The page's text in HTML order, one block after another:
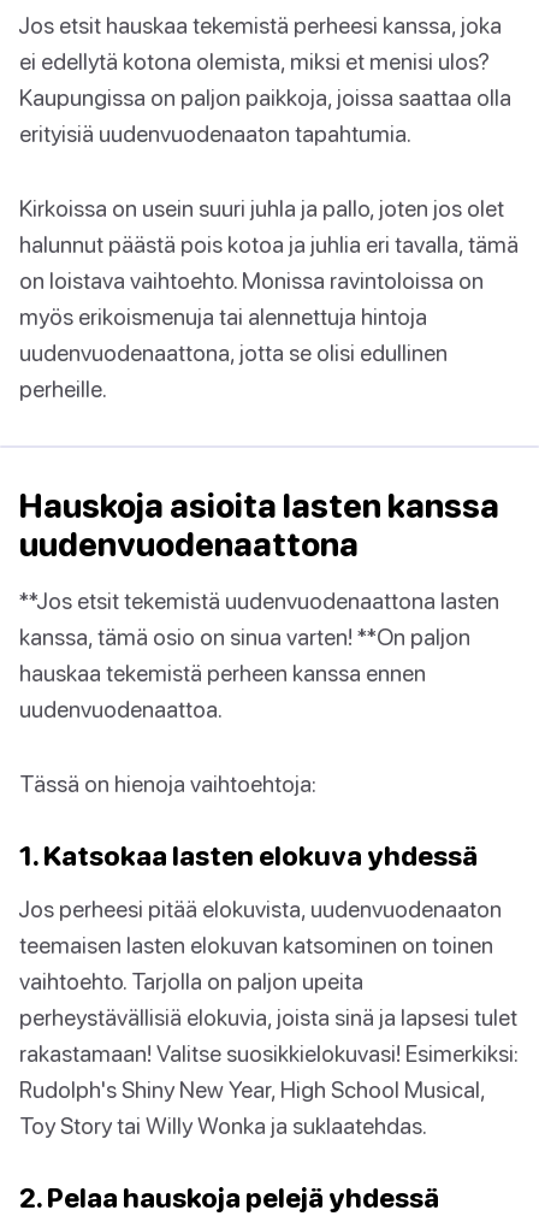
Jos etsit hauskaa tekemistä perheesi kanssa, joka
ei edellytä kotona olemista, miksi et menisi ulos?
Kaupungissa on paljon paikkoja, joissa saattaa olla
erityisiä uudenvuodenaaton tapahtumia.
Kirkoissa on usein suuri juhla ja pallo, joten jos olet
halunnut päästä pois kotoa ja juhlia eri tavalla, tämä
on loistava vaihtoehto. Monissa ravintoloissa on
myös erikoismenuja tai alennettuja hintoja
uudenvuodenaattona, jotta se olisi edullinen
perheille.
Hauskoja asioita lasten kanssa
uudenvuodenaattona
**Jos etsit tekemistä uudenvuodenaattona lasten
kanssa, tämä osio on sinua varten! **On paljon
hauskaa tekemistä perheen kanssa ennen
uudenvuodenaattoa.
Tässä on hienoja vaihtoehtoja:
1. Katsokaa lasten elokuva yhdessä
Jos perheesi pitää elokuvista, uudenvuodenaaton
teemaisen lasten elokuvan katsominen on toinen
vaihtoehto. Tarjolla on paljon upeita
perheystävällisiä elokuvia, joista sinä ja lapsesi tulet
rakastamaan! Valitse suosikkielokuvasi! Esimerkiksi:
Rudolph's Shiny New Year, High School Musical,
Toy Story tai Willy Wonka ja suklaatehdas.
2. Pelaa hauskoja pelejä yhdessä